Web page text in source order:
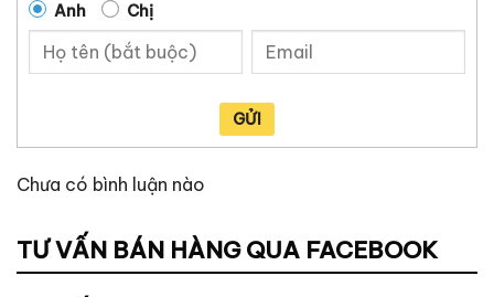
Anh Chị
GỬI
Chưa có bình luận nào
TƯ VẤN BÁN HÀNG QUA FACEBOOK